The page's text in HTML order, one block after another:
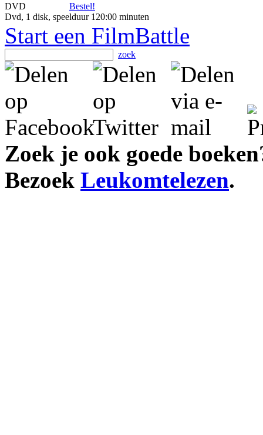
DVD
Bestel!
Dvd, 1 disk, speelduur 120:00 minuten
Start een FilmBattle
zoek
Zoek je ook goede
Bezoek Leukomtelezen.